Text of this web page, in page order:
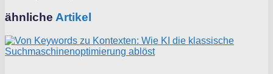
ähnliche Artikel